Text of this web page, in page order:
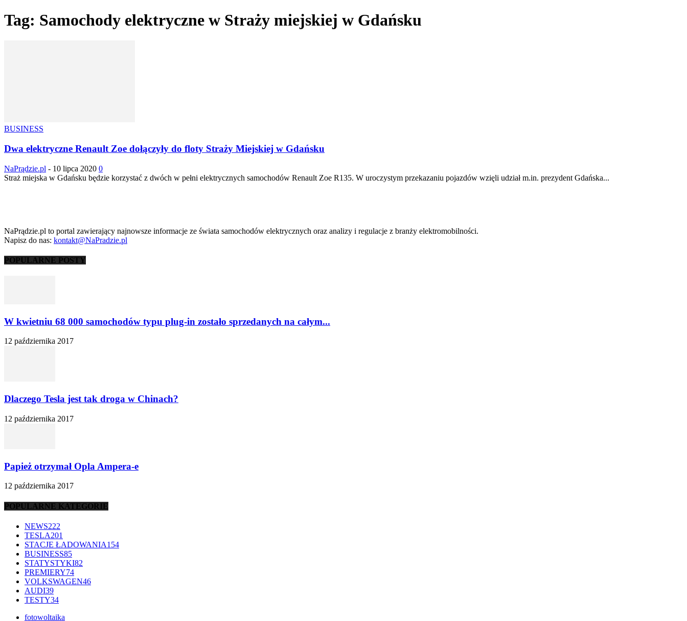
Tag: Samochody elektryczne w Straży miejskiej w Gdańsku
BUSINESS
Dwa elektryczne Renault Zoe dołączyły do floty Straży Miejskiej w Gdańsku
NaPrądzie.pl - 10 lipca 2020 0
Straż miejska w Gdańsku będzie korzystać z dwóch w pełni elektrycznych samochodów Renault Zoe R135. W uroczystym przekazaniu pojazdów wzięli udział m.in. prezydent Gdańska...
NaPrądzie.pl to portal zawierający najnowsze informacje ze świata samochodów elektrycznych oraz analizy i regulacje z branży elektromobilności.
Napisz do nas: kontakt@NaPradzie.pl
POPULARNE POSTY
W kwietniu 68 000 samochodów typu plug-in zostało sprzedanych na całym...
12 października 2017
Dlaczego Tesla jest tak droga w Chinach?
12 października 2017
Papież otrzymał Opla Ampera-e
12 października 2017
POPULARNE KATEGORIE
NEWS222
TESLA201
STACJE ŁADOWANIA154
BUSINESS85
STATYSTYKI82
PREMIERY74
VOLKSWAGEN46
AUDI39
TESTY34
fotowoltaika